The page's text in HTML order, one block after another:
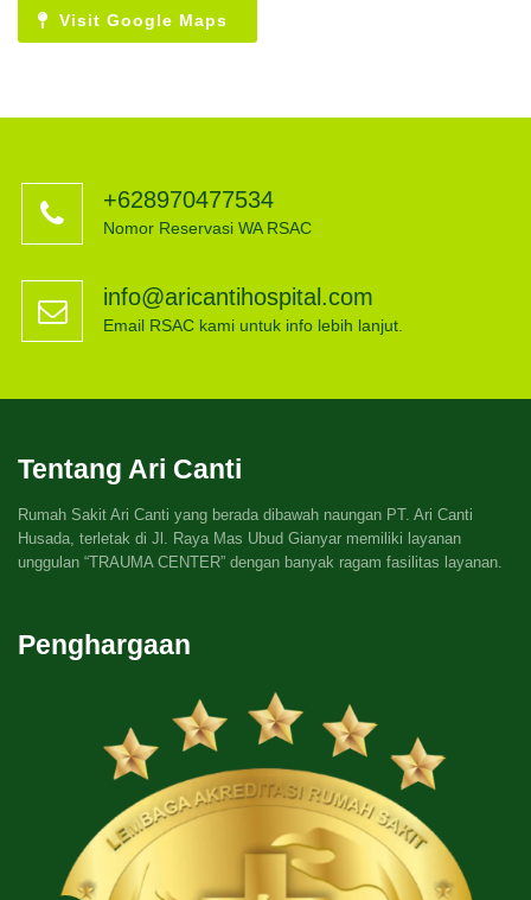
Visit Google Maps
+628970477534
Nomor Reservasi WA RSAC
info@aricantihospital.com
Email RSAC kami untuk info lebih lanjut.
Tentang Ari Canti
Rumah Sakit Ari Canti yang berada dibawah naungan PT. Ari Canti
Husada, terletak di Jl. Raya Mas Ubud Gianyar memiliki layanan
unggulan “TRAUMA CENTER” dengan banyak ragam fasilitas layanan.
Penghargaan